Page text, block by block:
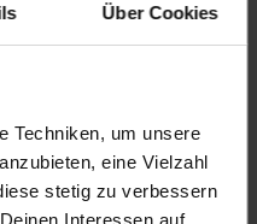
Über Cookies
Techniken, um unsere
eine Vielzahl
stetig zu verbessern
Interessen auf